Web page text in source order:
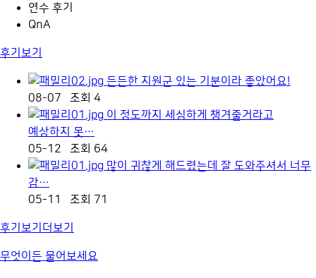
연수 후기
QnA
후기보기
든든한 지원군 있는 기분이라 좋았어요!
08-07
조회 4
이 정도까지 세심하게 챙겨줄거라고
예상하지 못…
05-12
조회 64
많이 귀찮게 해드렸는데 잘 도와주셔서 너무
감…
05-11
조회 71
후기보기 더보기
무엇이든 물어보세요